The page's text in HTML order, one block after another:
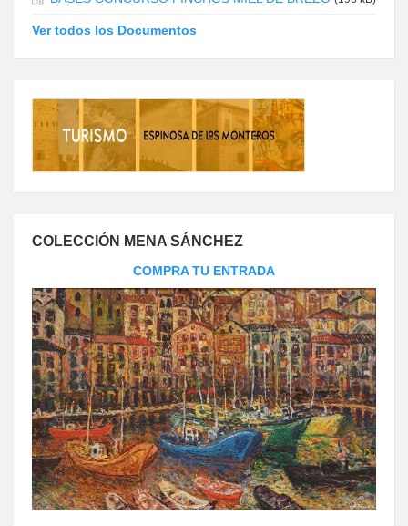
Ver todos los Documentos
COLECCIÓN MENA SÁNCHEZ
COMPRA TU ENTRADA